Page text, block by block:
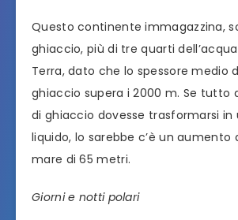
Questo continente immagazzina,
ghiaccio, più di tre quarti
Terra, dato che lo spessore medio
ghiaccio supera i 2000 m. Se tutto
di ghiaccio dovesse trasformarsi in
liquido, lo sarebbe c’è un aumento
mare di 65 metri.
Giorni e notti polari